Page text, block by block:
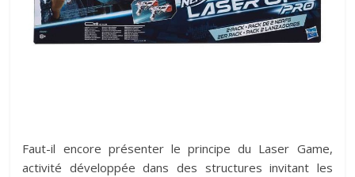
Faut-il encore présenter le principe du Laser Game,
activité développée dans des structures invitant les